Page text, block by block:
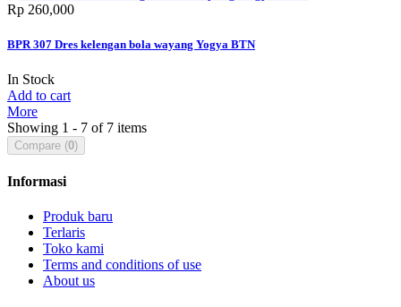
Rp‎ 260,000
BPR 307 Dres kelengan bola wayang Yogya BTN
In Stock
Add to cart
More
Showing 1 - 7 of 7 items
Compare (0)
Informasi
Produk baru
Terlaris
Toko kami
Terms and conditions of use
About us